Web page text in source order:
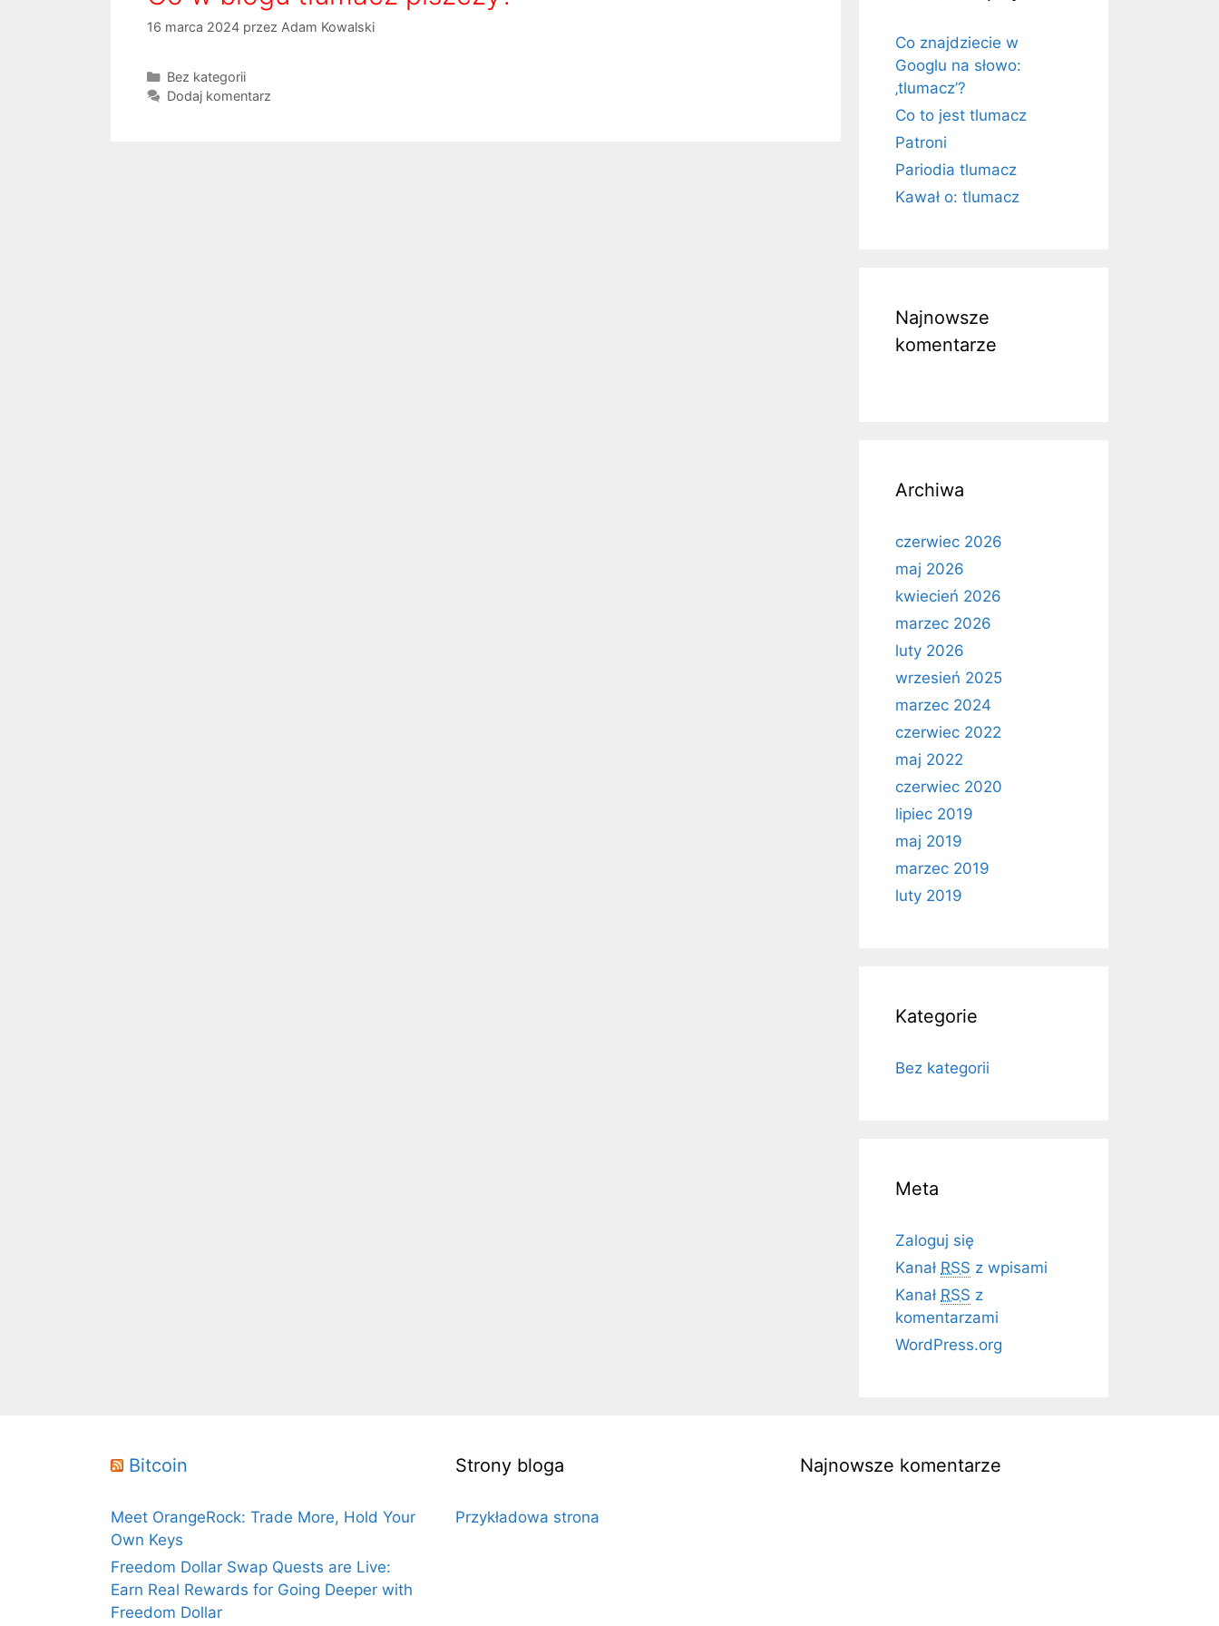
16 marca 2024 przez Adam Kowalski
K
a
Bez kategorii
Dodaj komentarz
Co znajdziecie w
Googlu na słowo:
‚tlumacz’?
Co to jest tlumacz
Patroni
Pariodia tlumacz
Kawał o: tlumacz
Najnowsze
komentarze
Archiwa
czerwiec 2026
maj 2026
kwiecień 2026
marzec 2026
luty 2026
wrzesień 2025
marzec 2024
czerwiec 2022
maj 2022
czerwiec 2020
lipiec 2019
maj 2019
marzec 2019
luty 2019
Kategorie
Bez kategorii
Meta
Zaloguj się
Kanał RSS z wpisami
Kanał RSS z
komentarzami
WordPress.org
Bitcoin
Meet OrangeRock: Trade More, Hold Your
Own Keys
Freedom Dollar Swap Quests are Live:
Earn Real Rewards for Going Deeper with
Freedom Dollar
Strony bloga
Przykładowa strona
Najnowsze komentarze